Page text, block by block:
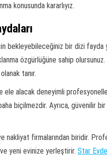
konusunda kararlıyız.
bekleyebileceğiniz bir dizi
özgürlüğüne sahip olursunuz.
tanır.
ele alacak deneyimli
biçilmezdir. Ayrıca, güvenilir
nakliyat firmalarından biridir.
ve yeni evinize yerleştirir. Star